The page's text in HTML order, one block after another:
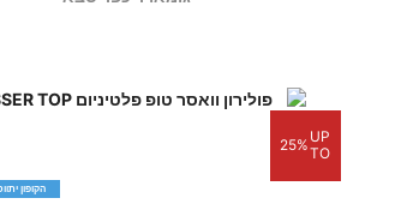
UP
TO
25%
הקופון